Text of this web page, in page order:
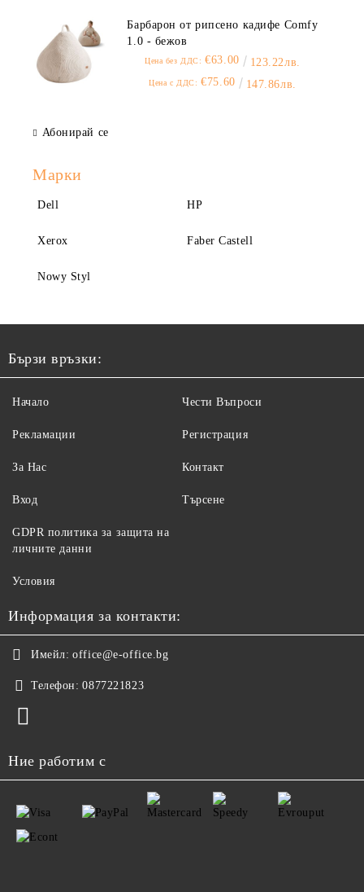
Барбарон от рипсено кадифе Comfy
1.0 - бежов
Цена без ДДС: €63.00 123.22лв.
Цена с ДДС: €75.60 147.86лв.
Абонирай се
Марки
Dell HP
Xerox Faber Castell
Nowy Styl
Бързи връзки:
Начало
Рекламации
За Нас
Вход
Чести Въпроси
Регистрация
Контакт
Търсене
GDPR политика за защита на
личните данни
Условия
Информация за контакти:
Имейл: office@e-office.bg
Телефон: 0877221823
Ние работим с